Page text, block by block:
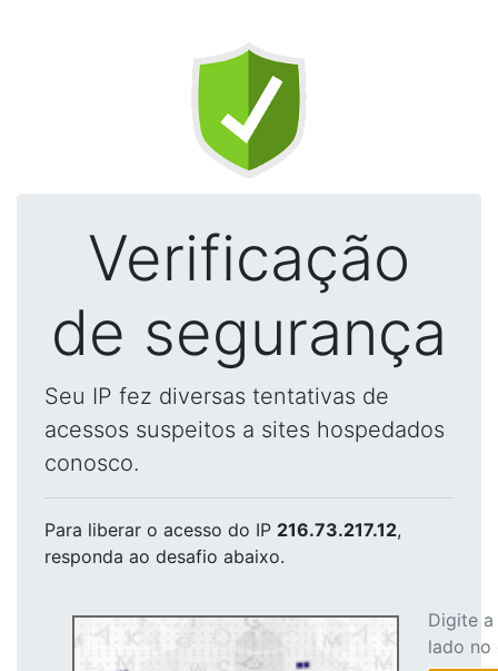
Verificação
de segurança
Seu IP fez diversas tentativas de
acessos suspeitos a sites hospedados
conosco.
Para liberar o acesso do IP 216.73.217.12,
responda ao desafio abaixo.
Digite
lado no